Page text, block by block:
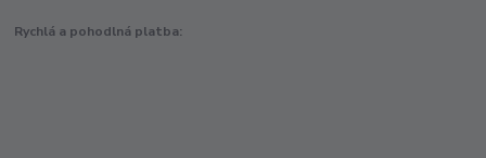
Rychlá a pohodlná platba: